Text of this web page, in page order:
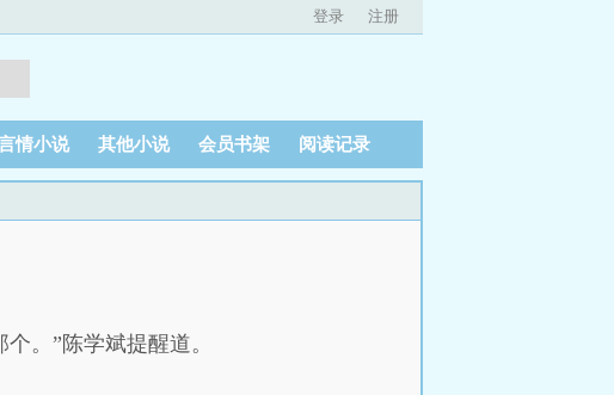
登录 注册
情小说 其他小说 会员书架 阅读记录
。”陈学斌提醒道。